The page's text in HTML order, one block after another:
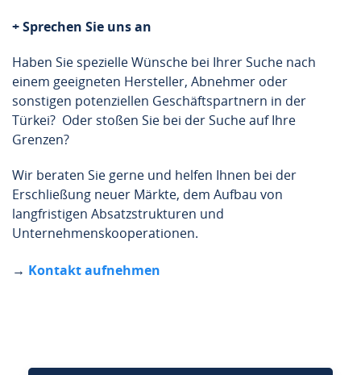
+ Sprechen Sie uns an
Haben Sie spezielle Wünsche bei Ihrer Suche nach
einem geeigneten Hersteller, Abnehmer oder
sonstigen potenziellen Geschäftspartnern in der
Türkei? Oder stoßen Sie bei der Suche auf Ihre
Grenzen?
Wir beraten Sie gerne und helfen Ihnen bei der
Erschließung neuer Märkte, dem Aufbau​ von
langfristigen Absatzstrukturen und
Unternehmenskooperationen.
→ Kontakt aufnehmen